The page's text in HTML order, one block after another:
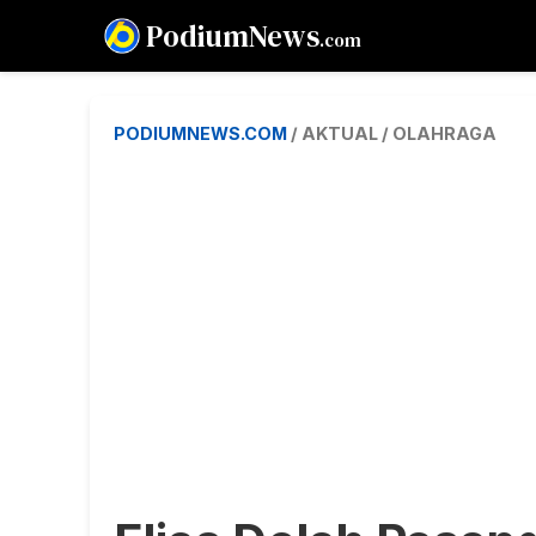
PodiumNews.com
PODIUMNEWS.COM / AKTUAL / OLAHRAGA